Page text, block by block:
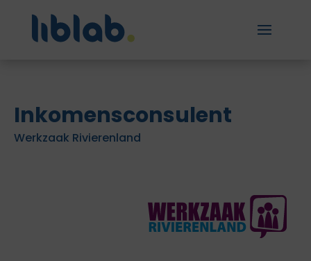
Inkomensconsulent
Werkzaak Rivierenland